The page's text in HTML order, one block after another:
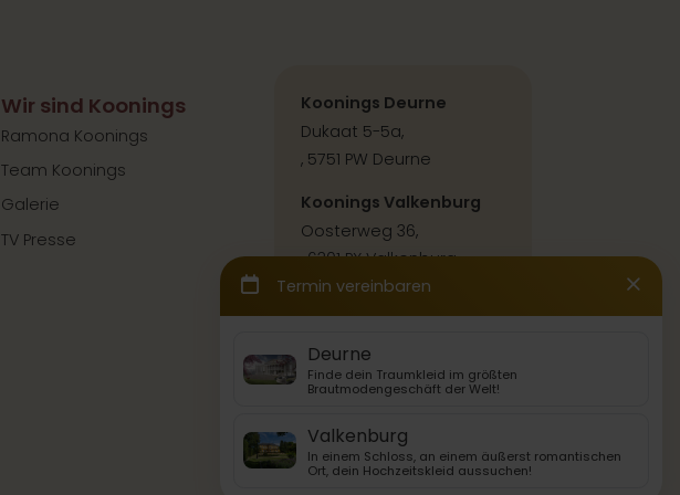
Wir sind Koonings
Ramona Koonings
Team Koonings
Galerie
TV Presse
Koonings Deurne
Dukaat 5-5a,
, 5751 PW Deurne
Koonings Valkenburg
Oosterweg 36,
, 6301 PX Valkenburg
Kontakt & Anfahrt